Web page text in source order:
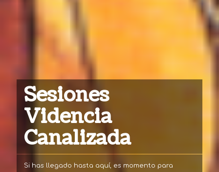
Sesiones
Videncia
Canalizada
Si has llegado hasta aquí, es momento para